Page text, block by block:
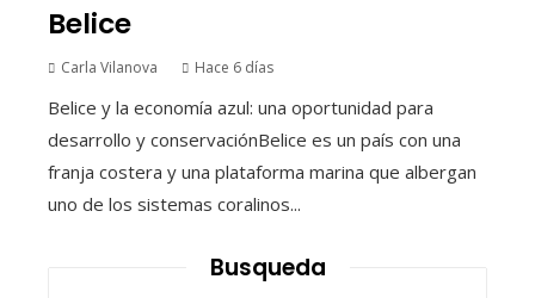
Belice
Carla Vilanova Hace 6 días
Belice y la economía azul: una oportunidad para
desarrollo y conservaciónBelice es un país con una
franja costera y una plataforma marina que albergan
uno de los sistemas coralinos...
Busqueda